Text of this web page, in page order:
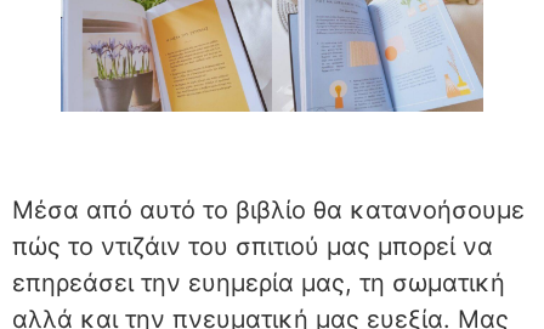
Μέσα από αυτό το βιβλίο θα κατανοήσουμε
πώς το ντιζάιν του σπιτιού μας μπορεί να
επηρεάσει την ευημερία μας, τη σωματική
αλλά και την πνευματική μας ευεξία. Μας